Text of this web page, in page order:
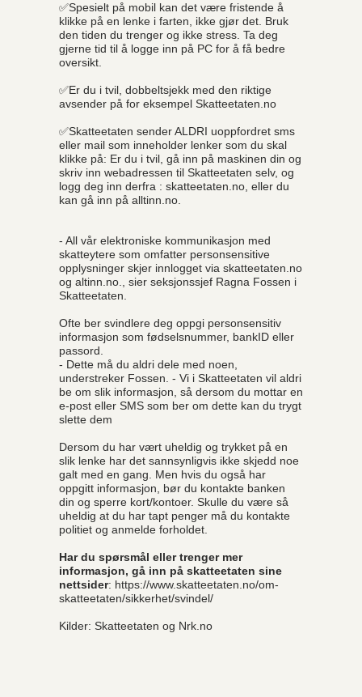
✅Spesielt på mobil kan det være fristende å
klikke på en lenke i farten, ikke gjør det. Bruk
den tiden du trenger og ikke stress. Ta deg
gjerne tid til å logge inn på PC for å få bedre
oversikt.
✅Er du i tvil, dobbeltsjekk med den riktige
avsender på for eksempel Skatteetaten.no
✅Skatteetaten sender ALDRI uoppfordret sms
eller mail som inneholder lenker som du skal
klikke på: Er du i tvil, gå inn på maskinen din og
skriv inn webadressen til Skatteetaten selv, og
logg deg inn derfra : skatteetaten.no, eller du
kan gå inn på alltinn.no.
- All vår elektroniske kommunikasjon med
skatteytere som omfatter personsensitive
opplysninger skjer innlogget via skatteetaten.no
og altinn.no., sier seksjonssjef Ragna Fossen i
Skatteetaten.
Ofte ber svindlere deg oppgi personsensitiv
informasjon som fødselsnummer, bankID eller
passord.
- Dette må du aldri dele med noen,
understreker Fossen. - Vi i Skatteetaten vil aldri
be om slik informasjon, så dersom du mottar en
e-post eller SMS som ber om dette kan du trygt
slette dem
Dersom du har vært uheldig og trykket på en
slik lenke har det sannsynligvis ikke skjedd noe
galt med en gang. Men hvis du også har
oppgitt informasjon, bør du kontakte banken
din og sperre kort/kontoer. Skulle du være så
uheldig at du har tapt penger må du kontakte
politiet og anmelde forholdet.
Har du spørsmål eller trenger mer
informasjon, gå inn på skatteetaten sine
nettsider: https://www.skatteetaten.no/om-
skatteetaten/sikkerhet/svindel/
Kilder: Skatteetaten og Nrk.no